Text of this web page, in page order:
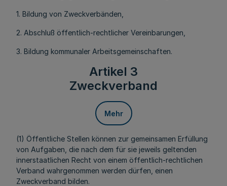
1. Bildung von Zweckverbänden,
2. Abschluß öffentlich-rechtlicher Vereinbarungen,
3. Bildung kommunaler Arbeitsgemeinschaften.
Artikel 3
Zweckverband
Mehr
(1) Öffentliche Stellen können zur gemeinsamen Erfüllung
von Aufgaben, die nach dem für sie jeweils geltenden
innerstaatlichen Recht von einem öffentlich-rechtlichen
Verband wahrgenommen werden dürfen, einen
Zweckverband bilden.